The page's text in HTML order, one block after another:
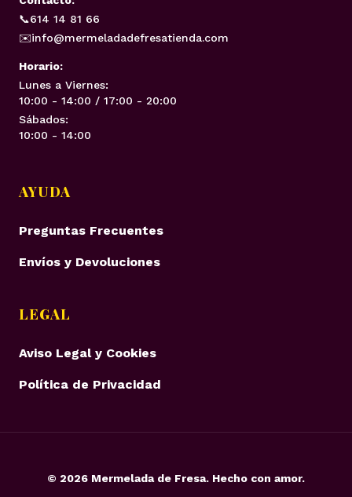
📞614 14 81 66
✉️info@mermeladadefresatienda.com
Horario:
Lunes a Viernes:
10:00 - 14:00 / 17:00 - 20:00
Sábados:
10:00 - 14:00
AYUDA
Preguntas Frecuentes
Envíos y Devoluciones
LEGAL
Aviso Legal y Cookies
Política de Privacidad
© 2026 Mermelada de Fresa. Hecho con amor.